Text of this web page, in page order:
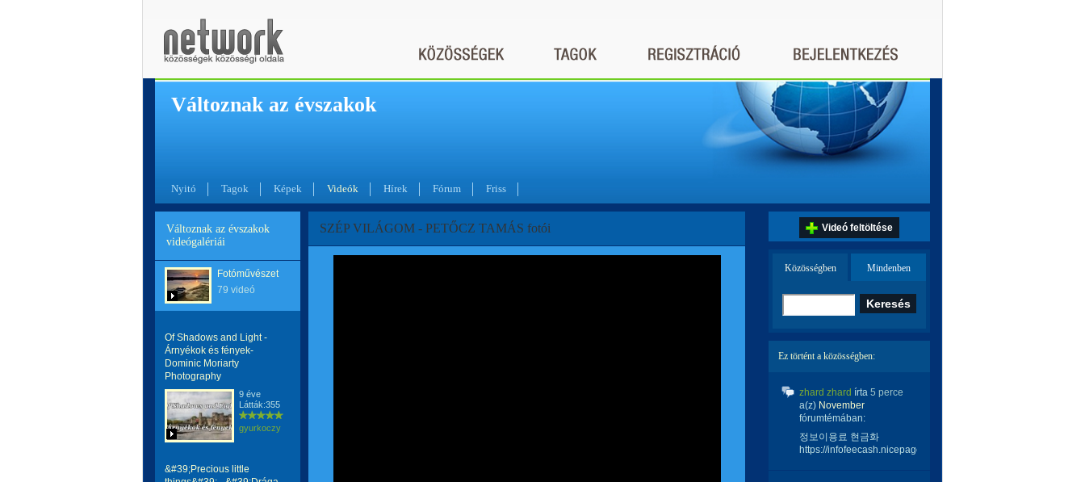
Változnak az évszakok
Nyitó Tagok Képek Videók Hírek Fórum Friss
Változnak az évszakok
videógalériái
Fotóművészet
79 videó
Of Shadows and Light -
Árnyékok és fények-
Dominic Moriarty
Photography
9 éve
Látták:355
gyurkoczy
&#39;Precious little
SZÉP VILÁGOM - PETŐCZ TAMÁS fotói Videó feltöltése
Közösségben Mindenben
Ez történt a közösségben:
zhard zhard írta 5 perce
a(z) November
fórumtémában:
정보이용료 현금화
https://infofeecash.nicepage...